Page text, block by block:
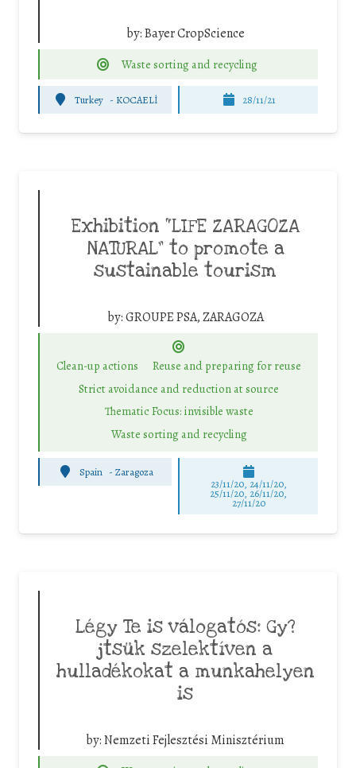
by:Bayer CropScience
Waste sorting and recycling
Turkey - KOCAELİ 28/11/21
Exhibition “LIFE ZARAGOZA
NATURAL” to promote a
sustainable tourism
by:GROUPE PSA, ZARAGOZA
Clean-up actions
Reuse and preparing for reuse
Strict avoidance and reduction at source
Thematic Focus: invisible waste
Waste sorting and recycling
Spain - Zaragoza
23/11/20, 24/11/20,
25/11/20, 26/11/20,
27/11/20
Légy Te is válogatós: Gy?
jtsük szelektíven a
hulladékokat a munkahelyen
is
by:Nemzeti Fejlesztési Minisztérium